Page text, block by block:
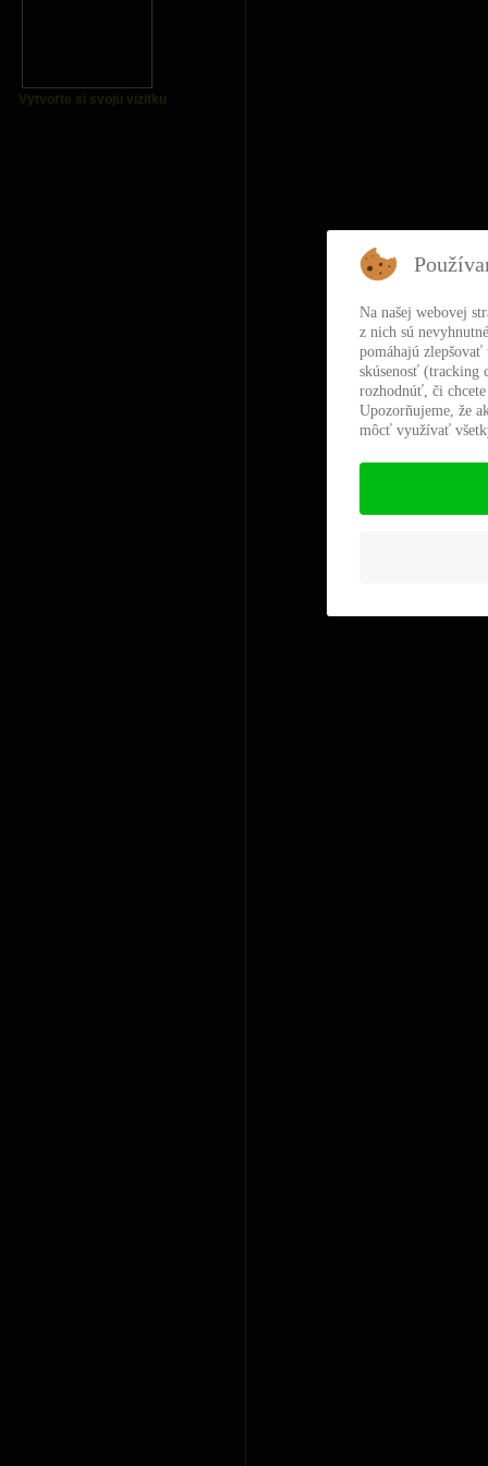
Vytvorte si svoju vizitku
Na našej webovej
z nich sú
pomáhajú
skúsenosť (tracking
rozhodnúť, či
Upozorňujeme, že
môcť využívať